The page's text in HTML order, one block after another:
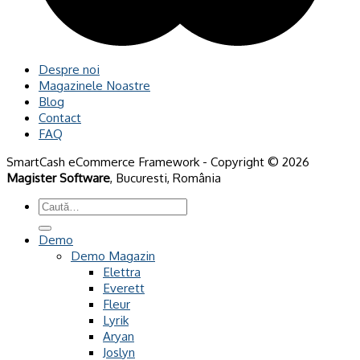
Despre noi
Magazinele Noastre
Blog
Contact
FAQ
SmartCash eCommerce Framework - Copyright © 2026
Magister Software, Bucuresti, România
Caută
Demo
Demo Magazin
Elettra
Everett
Fleur
Lyrik
Aryan
Joslyn